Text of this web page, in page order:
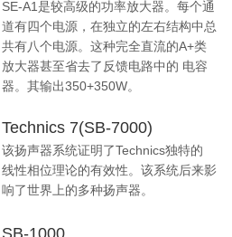
SE-A1是较高级的功率放大器。每个通
道有四个电源，在独立的左右结构中总
共有八个电源。这种完全直流的A+类
放大器甚至省去了反馈电路中的 电容
器。其输出350+350W。
Technics 7(SB-7000)
该扬声器系统证明了Technics独特的
线性相位理论的有效性。该系统后来影
响了世界上的多种扬声器。
SB-1000